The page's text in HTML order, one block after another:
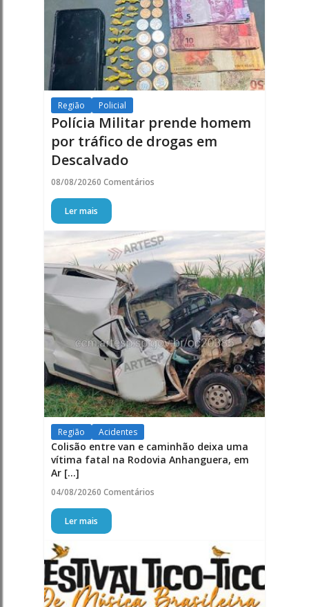
Região Policial
Polícia Militar prende homem
por tráfico de drogas em
Descalvado
08/08/20260 Comentários
Ler mais
Região Acidentes
Colisão entre van e caminhão deixa uma
vítima fatal na Rodovia Anhanguera, em
Ar [...]
04/08/20260 Comentários
Ler mais